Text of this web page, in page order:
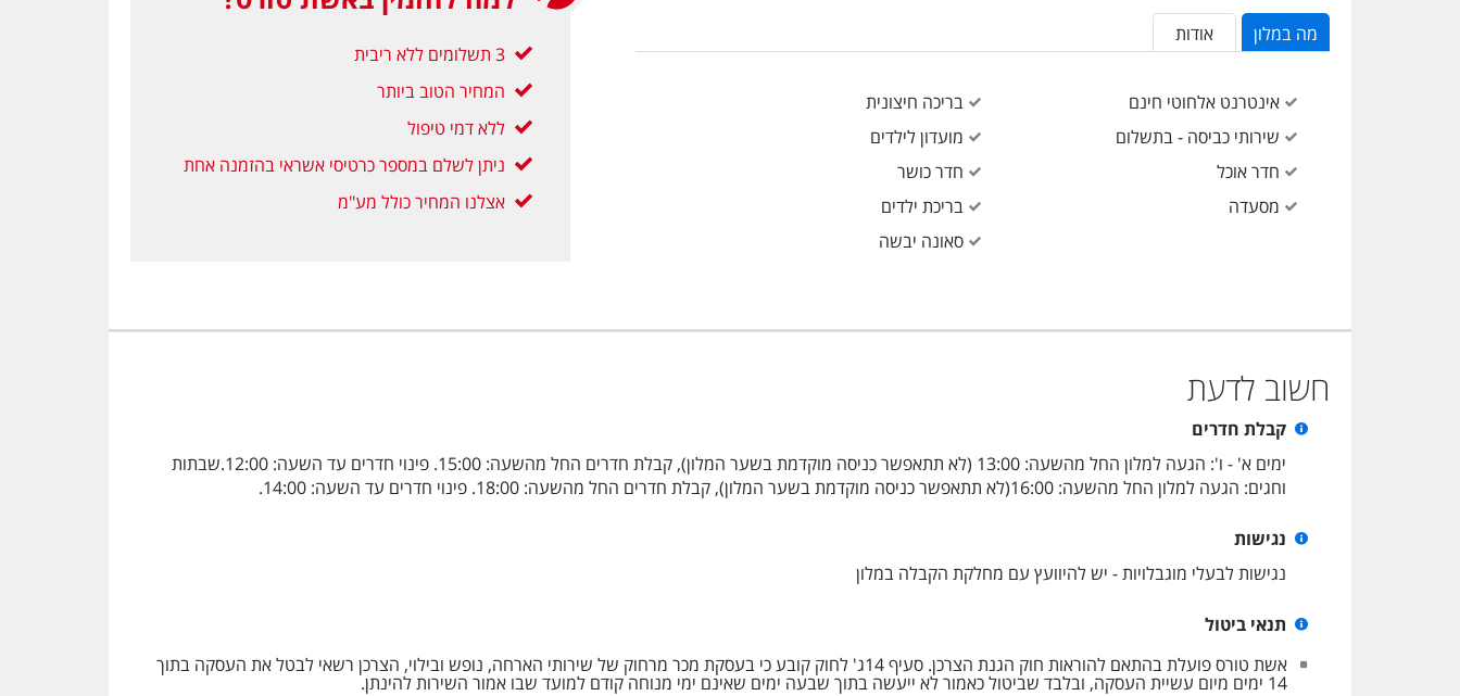
מה במלון אודות
אינטרנט אלחוטי חינם
שירותי כביסה - בתשלום
חדר אוכל
מסעדה
בריכה חיצונית
מועדון לילדים
חדר כושר
בריכת ילדים
סאונה יבשה
3 תשלומים ללא ריבית
המחיר הטוב ביותר
ללא דמי טיפול
ניתן לשלם במספר כרטיסי אשראי בהזמנה אחת
אצלנו המחיר כולל מע"מ
חשוב לדעת
קבלת חדרים
ימים א' - ו': הגעה למלון החל מהשעה: 13:00 (לא תתאפשר כניסה מוקדמת בשער המלון), קבלת חדרים החל מהשעה: 15:00. פינוי חדרים עד השעה: 12:00.שבתות
וחגים: הגעה למלון החל מהשעה: 16:00(לא תתאפשר כניסה מוקדמת בשער המלון), קבלת חדרים החל מהשעה: 18:00. פינוי חדרים עד השעה: 14:00.
נגישות
נגישות לבעלי מוגבלויות - יש להיוועץ עם מחלקת הקבלה במלון
תנאי ביטול
אשת טורס פועלת בהתאם להוראות חוק הגנת הצרכן. סעיף 14ג' לחוק קובע כי בעסקת מכר מרחוק של שירותי הארחה, נופש ובילוי, הצרכן רשאי לבטל את העסקה בתוך
14 ימים מיום עשיית העסקה, ובלבד שביטול כאמור לא ייעשה בתוך שבעה ימים שאינם ימי מנוחה קודם למועד שבו אמור השירות להינתן.